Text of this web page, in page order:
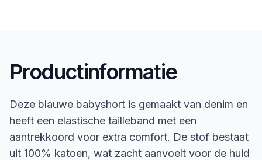
Productinformatie
Deze blauwe babyshort is gemaakt van denim en
heeft een elastische tailleband met een
aantrekkoord voor extra comfort. De stof bestaat
uit 100% katoen, wat zacht aanvoelt voor de huid